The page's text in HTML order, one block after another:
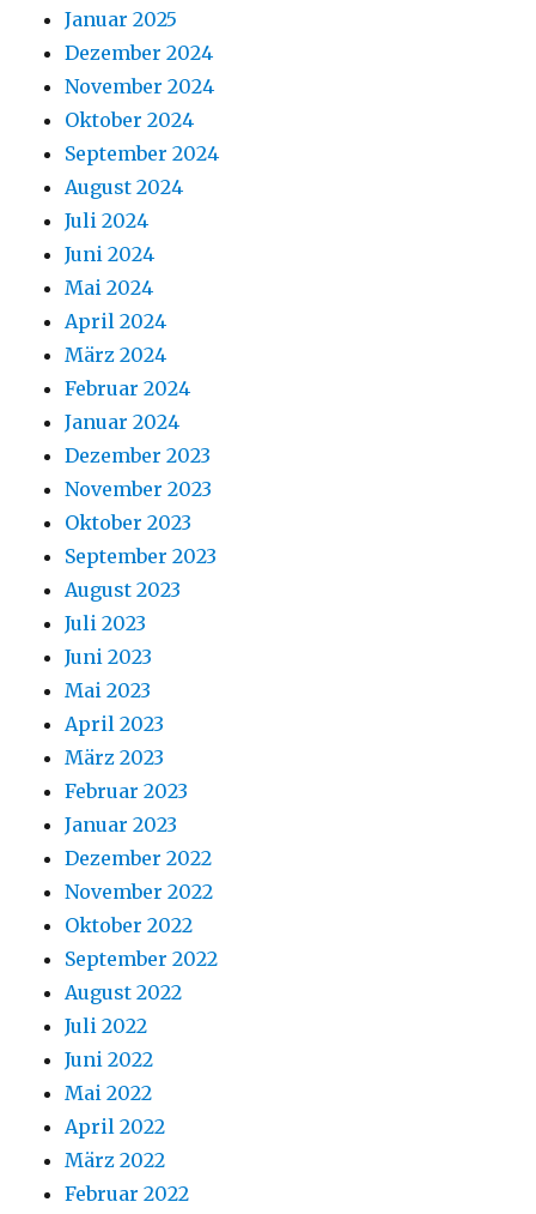
Januar 2025
Dezember 2024
November 2024
Oktober 2024
September 2024
August 2024
Juli 2024
Juni 2024
Mai 2024
April 2024
März 2024
Februar 2024
Januar 2024
Dezember 2023
November 2023
Oktober 2023
September 2023
August 2023
Juli 2023
Juni 2023
Mai 2023
April 2023
März 2023
Februar 2023
Januar 2023
Dezember 2022
November 2022
Oktober 2022
September 2022
August 2022
Juli 2022
Juni 2022
Mai 2022
April 2022
März 2022
Februar 2022